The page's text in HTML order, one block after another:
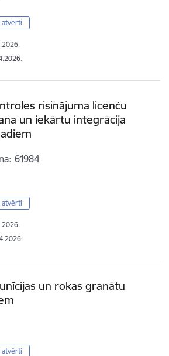
risinājuma licenču
un iekārtu integrācija
61984
un rokas granātu